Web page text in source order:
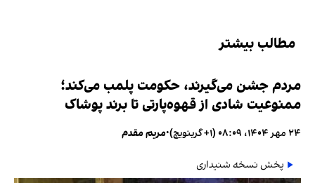
مطالب بیشتر
مردم جشن می‌گیرند، حکومت پلمب می‌کند؛
ممنوعیت شادی از قهوه‌پارتی تا برند پوشاک
۲۴ مهر ۱۴۰۴، ۰۸:۰۹ (‎+۱ گرینویچ) •مریم مقدم
پخش نسخه شنیداری